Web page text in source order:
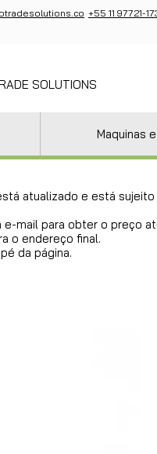
+55 11 97721-
SOLUTIONS
Maquinas
atualizado e está
e-mail para obter o preço
o endereço final.
da página.